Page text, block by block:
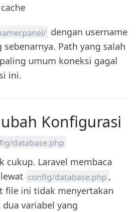
dengan username
sebenarnya. Path yang salah
umum koneksi gagal
ini.
Konfigurasi
database.php
cukup. Laravel membaca
config/database.php ,
file ini tidak menyertakan
variabel yang